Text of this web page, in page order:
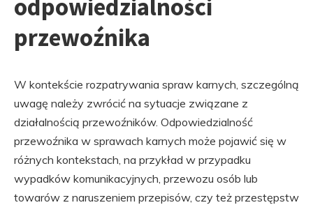
odpowiedzialności
przewoźnika
W kontekście rozpatrywania spraw karnych, szczególną
uwagę należy zwrócić na sytuacje związane z
działalnością przewoźników. Odpowiedzialność
przewoźnika w sprawach karnych może pojawić się w
różnych kontekstach, na przykład w przypadku
wypadków komunikacyjnych, przewozu osób lub
towarów z naruszeniem przepisów, czy też przestępstw